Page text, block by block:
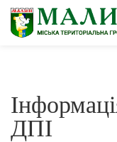
Офіційна
ДПІ